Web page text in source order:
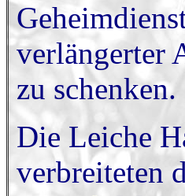
verlängerter
zu schenken.
Die Leiche
verbreiteten